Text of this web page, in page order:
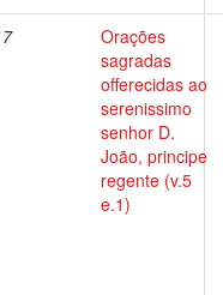
Orações
sagradas
offerecidas ao
serenissimo
senhor D.
João, principe
regente (v.5
e.1)